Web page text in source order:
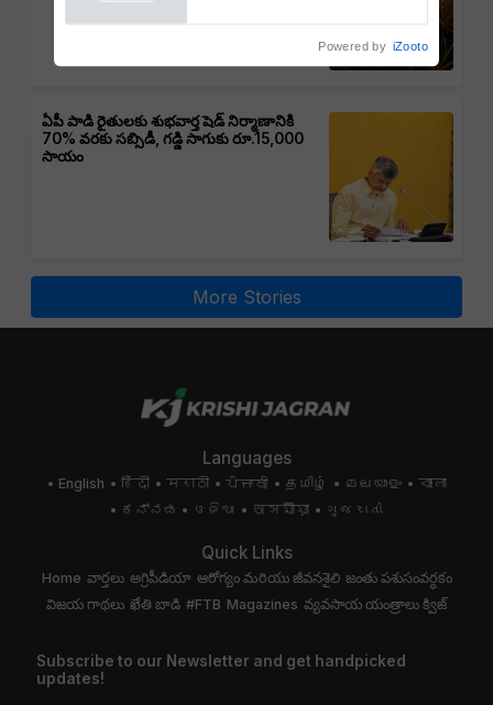
ఏపీ పాడి రైతులకు శుభవార్త షెడ్ నిర్మాణానికి
70% వరకు సబ్సిడీ, గడ్డి సాగుకు రూ.15,000
సాయం
More Stories
Languages
English हिंदी मराठी ਪੰਜਾਬੀ தமிழ் മലയാളം
বাংলা
ಕನ್ನಡ
ଓଡିଆ অসমীয়া ગુજરાતી
Quick Links
Home వార్తలు అగ్రిపీడియా ఆరోగ్యం మరియు జీవనశైలి జంతు పశుసంవర్ధకం
విజయ గాథలు ఖేతి బాడి #FTB Magazines వ్యవసాయ యంత్రాలు క్విజ్
Subscribe to our Newsletter and get handpicked
updates!
Powered by iZooto